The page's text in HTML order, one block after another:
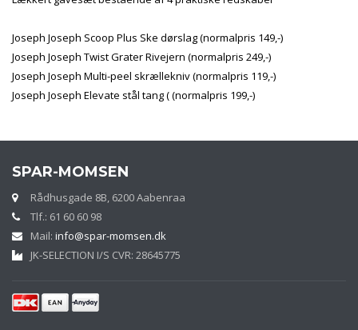
Joseph Joseph Scoop Plus Ske dørslag (normalpris 149,-)
Joseph Joseph Twist Grater Rivejern (normalpris 249,-)
Joseph Joseph Multi-peel skrællekniv (normalpris 119,-)
Joseph Joseph Elevate stål tang ( (normalpris 199,-)
SPAR-MOMSEN
Rådhusgade 8B, 6200 Aabenraa
Tlf.: 61 60 60 98
Mail: info@spar-momsen.dk
JK-SELECTION I/S CVR: 28645775